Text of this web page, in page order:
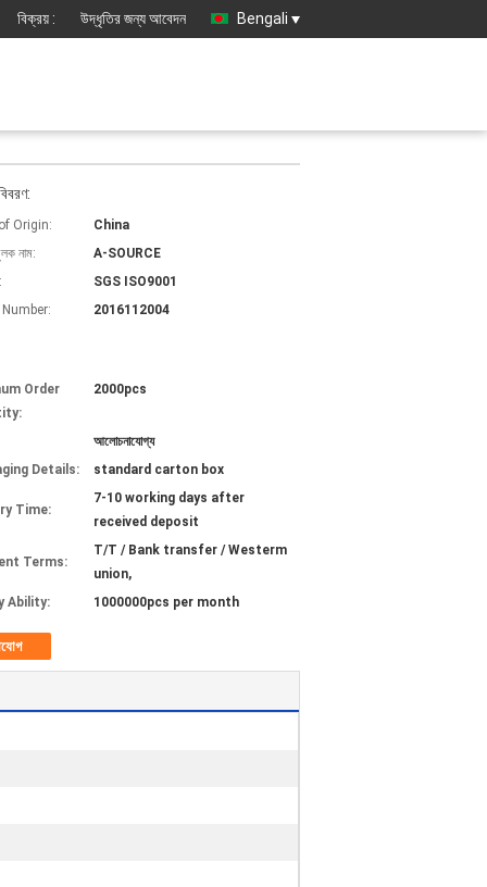
বিক্রয় : উদ্ধৃতির জন্য আবেদন Bengali
Origin:
China
নাম:
A-SOURCE
SGS ISO9001
2016112004
Order
2000pcs
আলোচনাযোগ্য
Details:
standard carton box
Time:
7-10 working days after
received deposit
Terms:
T/T / Bank transfer / Westerm
union,
Ability:
1000000pcs per month